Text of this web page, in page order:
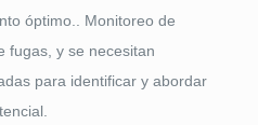
óptimo.. Monitoreo de
fugas, y se necesitan
para identificar y abordar